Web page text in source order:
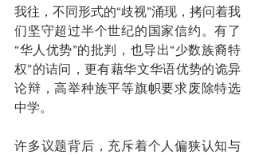
我往，不同形式的“歧视”涌现，拷问着我
们坚守超过半个世纪的国家信约。有了
“华人优势”的批判，也导出“少数族裔特
权”的诘问，更有藉华文华语优势的诡异
论辩，高举种族平等旗帜要求废除特选
中学。
许多议题背后，充斥着个人偏狭认知与